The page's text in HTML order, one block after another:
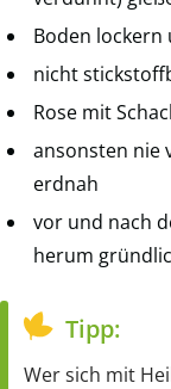
Boden
nicht
Rose mit
ansonsten nie
erdnah
vor und nach
herum
Tipp:
Wer sich mit